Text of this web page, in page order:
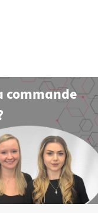
commande